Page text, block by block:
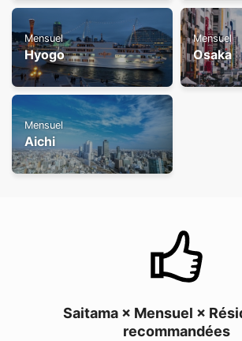
Mensuel
Hyogo
Mensuel
Osaka
Mensuel
Aichi
Saitama × Mensuel ×
recommandées